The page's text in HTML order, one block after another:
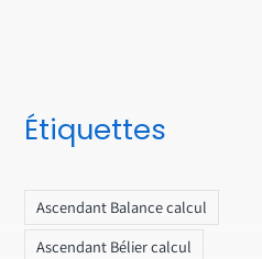
Étiquettes
Ascendant Balance calcul
Ascendant Bélier calcul